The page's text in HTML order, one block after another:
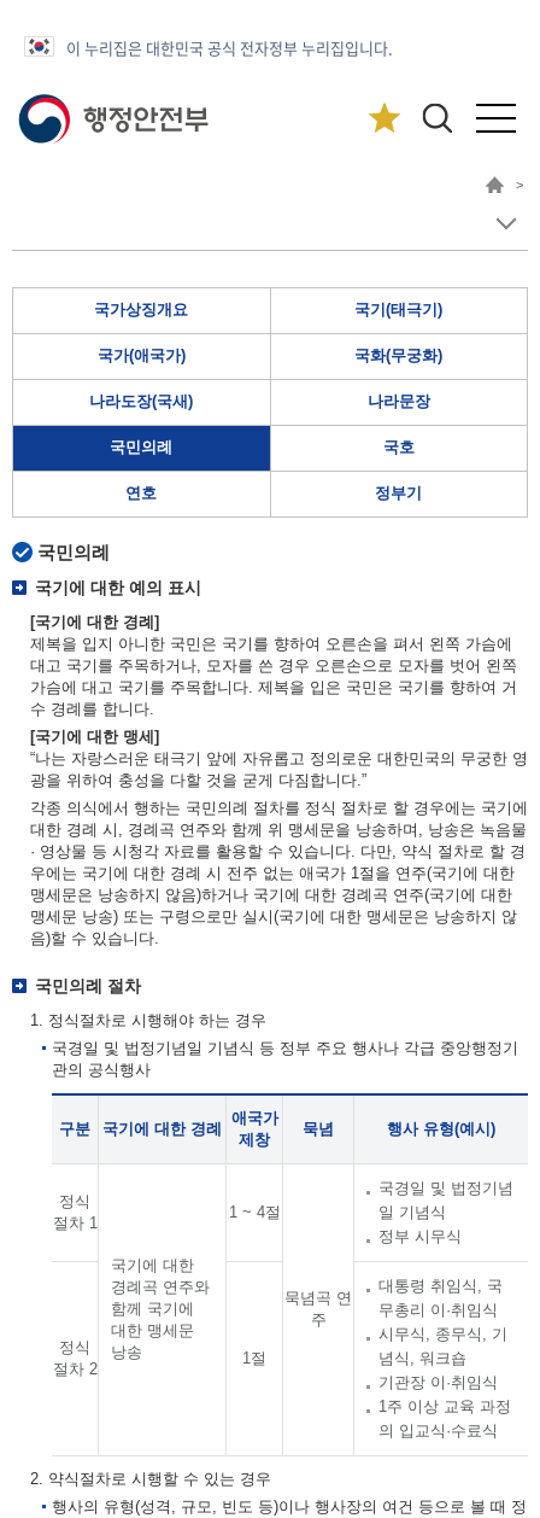
이 누리집은 대한민국 공식 전자정부 누리집입니다.
>
국가상징개요 국기(태극기)
국가(애국가) 국화(무궁화)
나라도장(국새) 나라문장
국민의례 국호
연호 정부기
국민의례
국기에 대한 예의 표시
[국기에 대한 경례]
제복을 입지 아니한 국민은 국기를 향하여 오른손을 펴서 왼쪽 가슴에
대고 국기를 주목하거나, 모자를 쓴 경우 오른손으로 모자를 벗어 왼쪽
가슴에 대고 국기를 주목합니다. 제복을 입은 국민은 국기를 향하여 거
수 경례를 합니다.
[국기에 대한 맹세]
“나는 자랑스러운 태극기 앞에 자유롭고 정의로운 대한민국의 무궁한 영
광을 위하여 충성을 다할 것을 굳게 다짐합니다.”
각종 의식에서 행하는 국민의례 절차를 정식 절차로 할 경우에는 국기에
대한 경례 시, 경례곡 연주와 함께 위 맹세문을 낭송하며, 낭송은 녹음물
· 영상물 등 시청각 자료를 활용할 수 있습니다. 다만, 약식 절차로 할 경
우에는 국기에 대한 경례 시 전주 없는 애국가 1절을 연주(국기에 대한
맹세문은 낭송하지 않음)하거나 국기에 대한 경례곡 연주(국기에 대한
맹세문 낭송) 또는 구령으로만 실시(국기에 대한 맹세문은 낭송하지 않
음)할 수 있습니다.
국민의례 절차
1. 정식절차로 시행해야 하는 경우
국경일 및 법정기념일 기념식 등 정부 주요 행사나 각급 중앙행정기
관의 공식행사
구분 국기에 대한 경례
애국가
제창
묵념 행사 유형(예시)
정식
절차 1
국기에 대한
경례곡 연주와
함께 국기에
대한 맹세문
낭송
1 ~ 4절
묵념곡 연
주
국경일 및 법정기념
일 기념식
정부 시무식
정식
절차 2
1절
대통령 취임식, 국
무총리 이·취임식
시무식, 종무식, 기
념식, 워크숍
기관장 이·취임식
1주 이상 교육 과정
의 입교식·수료식
2. 약식절차로 시행할 수 있는 경우
행사의 유형(성격, 규모, 빈도 등)이나 행사장의 여건 등으로 볼 때 정